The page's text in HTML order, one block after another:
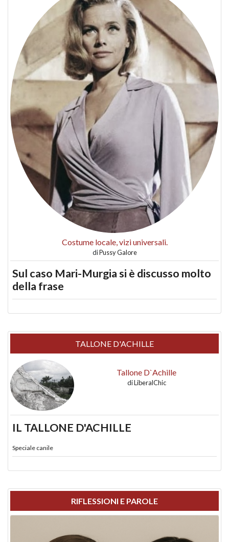
Costume locale, vizi universali.
diPussy Galore
Sul caso Mari-Murgia si è discusso molto
della frase
TALLONE D'ACHILLE
Tallone D`Achille
diLiberalChic
IL TALLONE D'ACHILLE
Speciale canile
RIFLESSIONI E PAROLE